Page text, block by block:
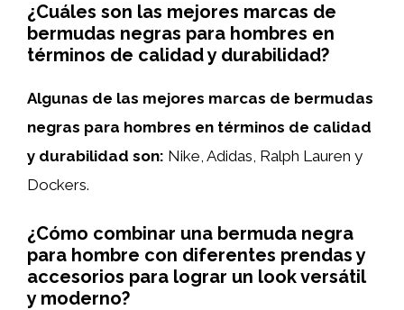
¿Cuáles son las mejores marcas de
bermudas negras para hombres en
términos de calidad y durabilidad?
Algunas de las mejores marcas de bermudas
negras para hombres en términos de calidad
y durabilidad son: Nike, Adidas, Ralph Lauren y
Dockers.
¿Cómo combinar una bermuda negra
para hombre con diferentes prendas y
accesorios para lograr un look versátil
y moderno?